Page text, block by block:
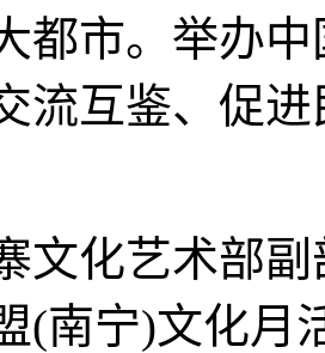
都市。举办
流互鉴、促
化艺术部副
(南宁)文化月